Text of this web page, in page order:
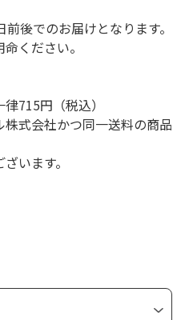
後でのお届けとなります。
ください。
715円（税込）
式会社かつ同一送料の商品
います。